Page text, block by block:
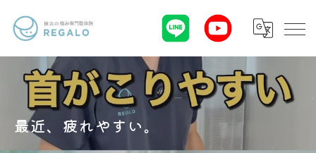
最近、疲れやすい。